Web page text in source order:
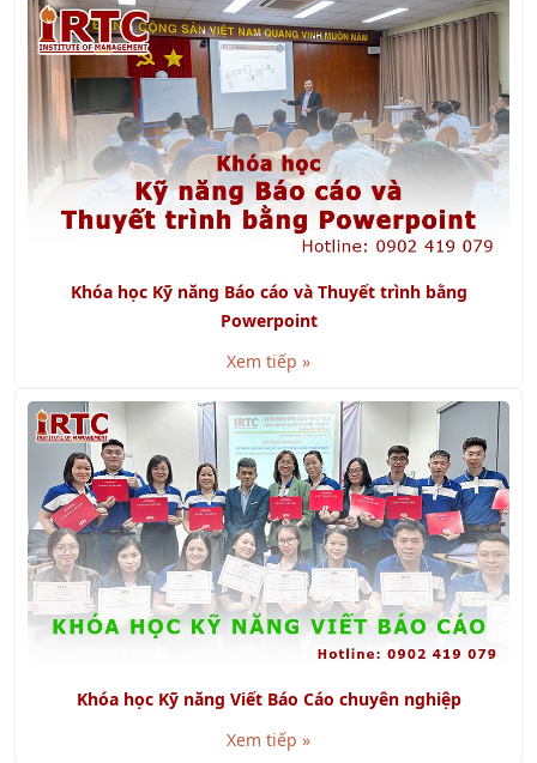
Khóa học Kỹ năng Báo cáo và Thuyết trình bằng
Powerpoint
Xem tiếp »
Khóa học Kỹ năng Viết Báo Cáo chuyên nghiệp
Xem tiếp »